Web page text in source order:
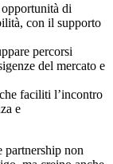
di
con il supporto
percorsi
del mercato e
faciliti l’incontro
e
partnership non